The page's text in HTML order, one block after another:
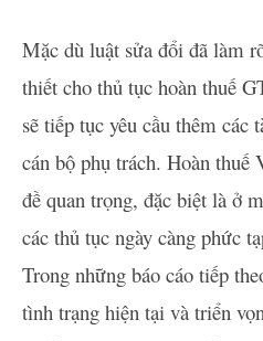
Mặc dù luật sửa đổi đã làm
thiết cho thủ tục hoàn thuế
sẽ tiếp tục yêu cầu thêm
cán bộ phụ trách. Hoàn thuế
đề quan trọng, đặc biệt là ở
các thủ tục ngày càng phức
Trong những báo cáo tiếp
tình trạng hiện tại và triển